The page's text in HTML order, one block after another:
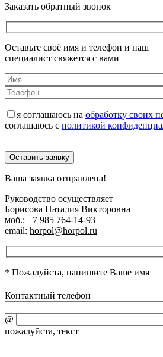
Заказать обратный звонок
Оставьте своё имя и телефон и наш
специалист свяжется с вами
я соглашаюсь на обработку своих
соглашаюсь с политикой
Оставить заявку
Ваша заявка отправлена!
Руководство осуществляет
Борисова Наталия Викторовна
моб.: +7 985 764-14-93
email: horpol@horpol.ru
* Пожалуйста, напишите Ваше имя
Контактный телефон
@
пожалуйста, текст